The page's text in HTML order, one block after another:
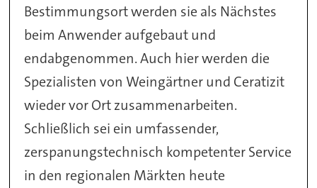
Bestimmungsort werden sie als Nächstes
beim Anwender aufgebaut und
endabgenommen. Auch hier werden die
Spezialisten von Weingärtner und Ceratizit
wieder vor Ort zusammenarbeiten.
Schließlich sei ein umfassender,
zerspanungstechnisch kompetenter Service
in den regionalen Märkten heute